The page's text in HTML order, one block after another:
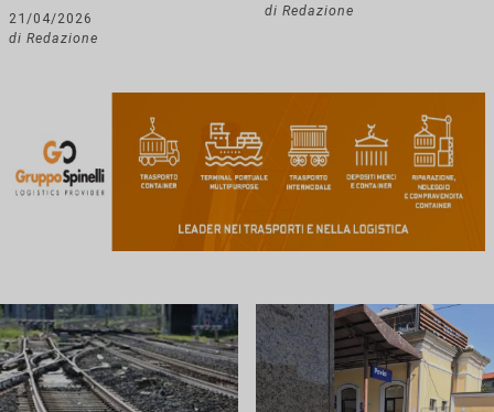
21/04/2026
di Redazione
di Redazione